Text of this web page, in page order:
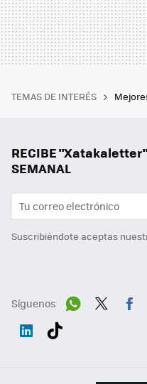
TEMAS DE INTERÉS
RECIBE
SEMANAL
Suscribiéndote aceptas
Síguenos